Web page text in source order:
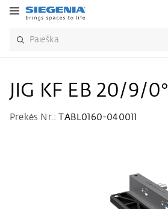
JIG KF EB 20/9/0°
Prekės Nr.: TABL0160-040011